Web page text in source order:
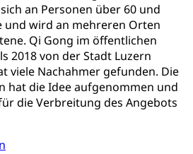
an Personen über 60 und
wird an mehreren Orten
Qi Gong im öffentlichen
2018 von der Stadt Luzern
viele Nachahmer gefunden. Die
hat die Idee aufgenommen und
die Verbreitung des Angebots